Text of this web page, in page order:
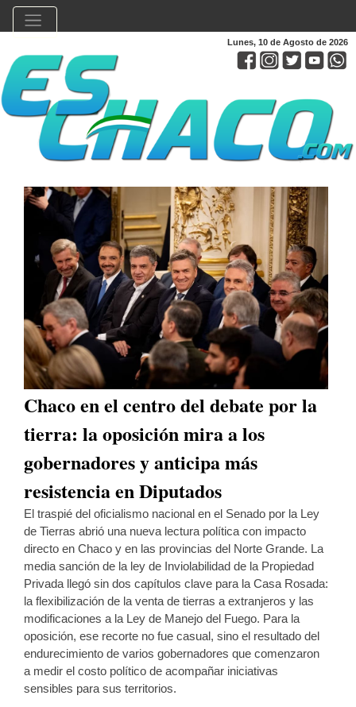
Lunes, 10 de Agosto de 2026
Chaco en el centro del debate por la
tierra: la oposición mira a los
gobernadores y anticipa más
resistencia en Diputados
El traspié del oficialismo nacional en el Senado por la Ley
de Tierras abrió una nueva lectura política con impacto
directo en Chaco y en las provincias del Norte Grande. La
media sanción de la ley de Inviolabilidad de la Propiedad
Privada llegó sin dos capítulos clave para la Casa Rosada:
la flexibilización de la venta de tierras a extranjeros y las
modificaciones a la Ley de Manejo del Fuego. Para la
oposición, ese recorte no fue casual, sino el resultado del
endurecimiento de varios gobernadores que comenzaron
a medir el costo político de acompañar iniciativas
sensibles para sus territorios.